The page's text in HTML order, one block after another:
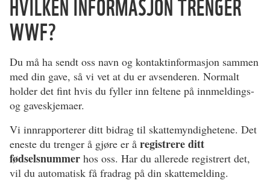
HVILKEN INFORMASJON TRENGER
WWF?
Du må ha sendt oss navn og kontaktinformasjon sammen
med din gave, så vi vet at du er avsenderen. Normalt
holder det fint hvis du fyller inn feltene på innmeldings-
og gaveskjemaer.
Vi innrapporterer ditt bidrag til skattemyndighetene. Det
eneste du trenger å gjøre er å registrere ditt
fødselsnummer hos oss. Har du allerede registrert det,
vil du automatisk få fradrag på din skattemelding.